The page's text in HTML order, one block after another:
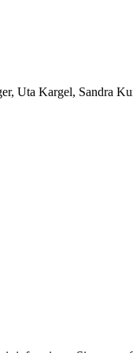
Uta Kargel, Sandra